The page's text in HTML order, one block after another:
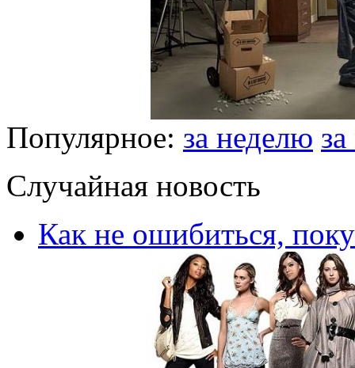
Популярное: за неделю
Случайная новость
Как не ошибиться,